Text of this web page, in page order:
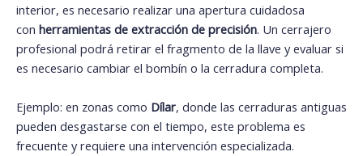
interior, es necesario realizar una apertura cuidadosa
con herramientas de extracción de precisión. Un cerrajero
profesional podrá retirar el fragmento de la llave y evaluar si
es necesario cambiar el bombín o la cerradura completa.
Ejemplo: en zonas como Dílar, donde las cerraduras antiguas
pueden desgastarse con el tiempo, este problema es
frecuente y requiere una intervención especializada.